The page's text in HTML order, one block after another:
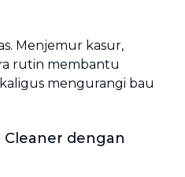
Menjemur kasur,
rutin membantu
mengurangi bau
Cleaner dengan